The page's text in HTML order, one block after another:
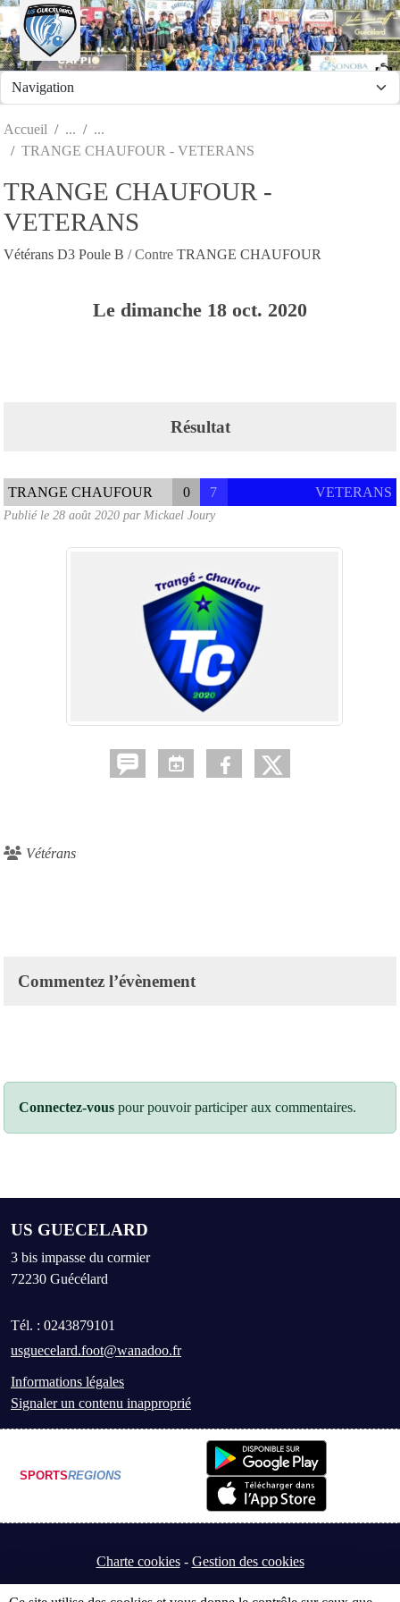
Accueil
TRANGE CHAUFOUR - VETERANS
TRANGE CHAUFOUR -
VETERANS
Vétérans D3 Poule B / Contre TRANGE CHAUFOUR
Le dimanche 18 oct. 2020
Résultat
TRANGE CHAUFOUR 0 7 VETERANS
Publié le 28 août 2020 par Mickael Joury
Vétérans
Commentez l’évènement
Connectez-vous pour pouvoir participer aux commentaires.
US GUECELARD
3 bis impasse du cormier
72230 Guécélard
Tél. : 0243879101
usguecelard.foot@wanadoo.fr
Informations légales
Signaler un contenu inapproprié
SPORTSREGIONS
Charte cookies Gestion des cookies
Panneau de gestion des cookies